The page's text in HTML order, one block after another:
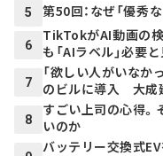
5 第50回：なぜ「優秀
6
TikTokがAI動画の
も「AIラベル」必要
7
「欲しい人がいなか
のビルに導入 大成
8
すごい上司の心得。
いのか
バッテリー交換式EV